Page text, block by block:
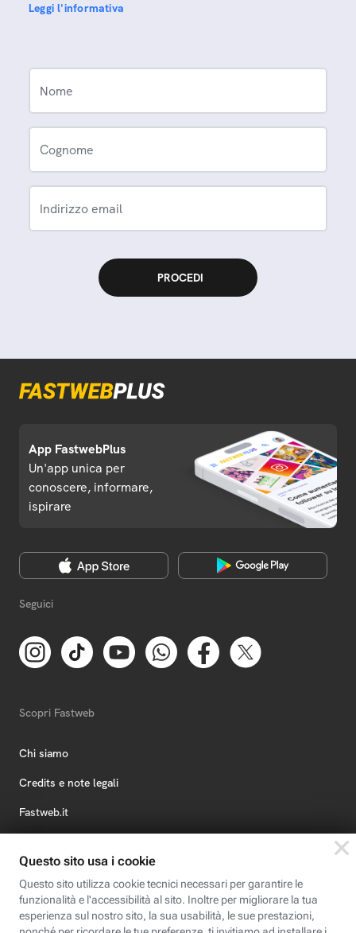
Leggi l'informativa
Nome
Cognome
Indirizzo email
App FastwebPlus
Un'app unica per
conoscere, informare,
ispirare
Seguici
Scopri Fastweb
Chi siamo
Credits e note legali
Fastweb.it
Fastweb Digital Academy
STEP FuturAbility District